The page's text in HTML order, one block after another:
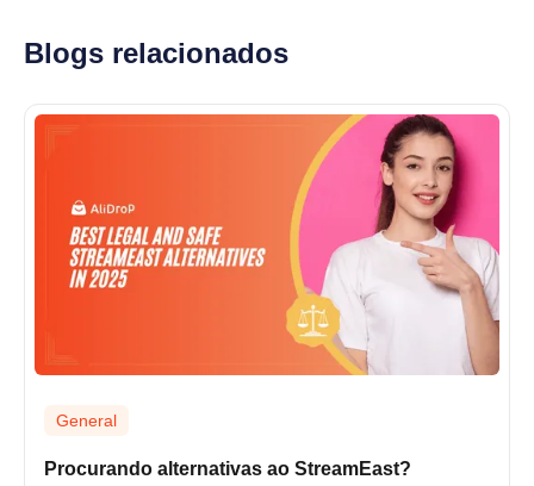
Blogs relacionados
General
Procurando alternativas ao StreamEast?